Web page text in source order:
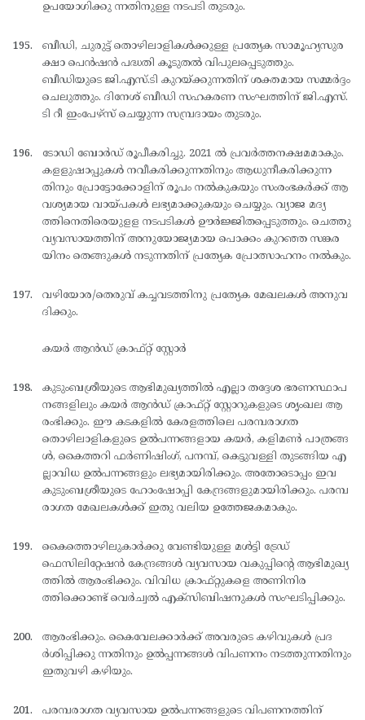
ഉപയോഗിക്കു ന്നതിനുള്ള നടപടി തുടരും.
ബീഡി, ചുരുട്ട് തൊഴിലാളികള്‍ക്കുള്ള പ്രത്യേക സാമൂഹ്യസുര
ക്ഷാ പെന്‍ഷന്‍ പദ്ധതി കൂടുതല്‍ വിപുലപ്പെടുത്തും.
ബീഡിയുടെ ജി.എസ്.ടി കുറയ്ക്കുന്നതിന് ശക്തമായ സമ്മര്‍ദ്ദം
ചെലുത്തും. ദിനേശ് ബീഡി സഹകരണ സംഘത്തിന് ജി.എസ്.
ടി റീ ഇംപേഴ്സ് ചെയ്യുന്ന സമ്പ്രദായം തുടരും.
ടോഡി ബോര്‍ഡ് രൂപീകരിച്ചു. 2021 ല്‍ പ്രവര്‍ത്തനക്ഷമമാകും.
കളളുഷാപ്പുകള്‍ നവീകരിക്കുന്നതിനും ആധുനീകരിക്കുന്ന
തിനും പ്രോട്ടോക്കോളിന് രൂപം നല്‍കുകയും സംരംഭകര്‍ക്ക് ആ
വശ്യമായ വായ്പകള്‍ ലഭ്യമാക്കുകയും ചെയ്യും. വ്യാജ മദ്യ
ത്തിനെതിരെയുളള നടപടികള്‍ ഊര്‍ജ്ജിതപ്പെടുത്തും. ചെത്തു
വ്യവസായത്തിന് അനുയോജ്യമായ പൊക്കം കുറഞ്ഞ സങ്കര
യിനം തെങ്ങുകള്‍ നടുന്നതിന് പ്രത്യേക പ്രോത്സാഹനം നല്‍കും.
വഴിയോര/തെരുവ് കച്ചവടത്തിനു പ്രത്യേക മേഖലകള്‍ അനുവ
ദിക്കും.
കയര്‍ ആന്‍ഡ് ക്രാഫ്റ്റ് സ്റ്റോര്‍
കുടുംബശ്രീയുടെ ആഭിമുഖ്യത്തില്‍ എല്ലാ തദ്ദേശ ഭരണസ്ഥാപ
നങ്ങളിലും കയര്‍ ആന്‍ഡ് ക്രാഫ്റ്റ് സ്റ്റോറുകളുടെ ശൃംഖല ആ
രംഭിക്കും. ഈ കടകളില്‍ കേരളത്തിലെ പരമ്പരാഗത
തൊഴിലാളികളുടെ ഉല്‍പന്നങ്ങളായ കയര്‍, കളിമണ്‍ പാത്രങ്ങ
ള്‍, കൈത്തറി ഫര്‍ണിഷിംഗ്, പനമ്പ്, കെട്ടുവള്ളി തുടങ്ങിയ എ
ല്ലാവിധ ഉല്‍പന്നങ്ങളും ലഭ്യമായിരിക്കും. അതോടൊപ്പം ഇവ
കുടുംബശ്രീയുടെ ഹോംഷോപ്പി കേന്ദ്രങ്ങളുമായിരിക്കും. പരമ്പ
രാഗത മേഖലകള്‍ക്ക് ഇതു വലിയ ഉത്തേജകമാകും.
കൈത്തൊഴിലുകാര്‍ക്കു വേണ്ടിയുള്ള മള്‍ട്ടി ട്രേഡ്
ഫെസിലിറ്റേഷന്‍ കേന്ദ്രങ്ങള്‍ വ്യവസായ വകുപ്പിന്റെ ആഭിമുഖ്യ
ത്തില്‍ ആരംഭിക്കും. വിവിധ ക്രാഫ്റ്റുകളെ അണിനിര
ത്തിക്കൊണ്ട് വെര്‍ച്വല്‍ എക്സിബിഷനുകള്‍ സംഘടിപ്പിക്കും.
ആരംഭിക്കും. കൈവേലക്കാര്‍ക്ക് അവരുടെ കഴിവുകള്‍ പ്രദ
ര്‍ശിപ്പിക്കു ന്നതിനും ഉല്‍പ്പന്നങ്ങള്‍ വിപണനം നടത്തുന്നതിനും
ഇതുവഴി കഴിയും.
പരമ്പരാഗത വ്യവസായ ഉല്‍പന്നങ്ങളുടെ വിപണനത്തിന്